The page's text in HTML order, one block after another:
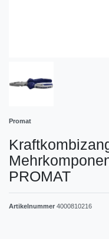
Promat
PROMAT
Artikelnummer 4000810216